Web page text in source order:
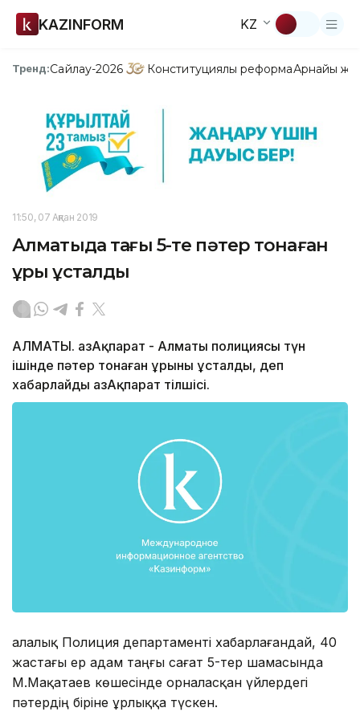
KAZINFORM KZ
Тренд:Сайлау-2026 Конституциялық реформаАрнайы
11:50, 07 Ақпан 2019
Алматыда таңғы 5-те пәтер тонаған
ұры ұсталды
АЛМАТЫ. ҚазАқпарат - Алматы полициясы түн
ішінде пәтер тонаған ұрыны ұсталды, деп
хабарлайды ҚазАқпарат тілшісі.
Қалалық Полиция департаменті хабарлағандай, 40
жастағы ер адам таңғы сағат 5-тер шамасында
М.Мақатаев көшесінде орналасқан үйлердегі
пәтердің біріне ұрлыққа түскен.